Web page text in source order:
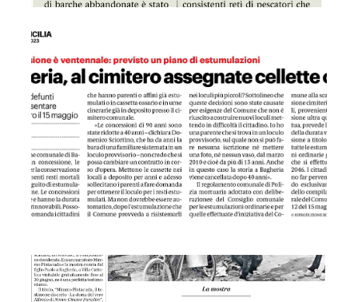
GDS 13/04/2023 Bagheria, al cimitero assegnate cellette
LA REP. 13/04/2023 Il signore Cinema Paradiso storia del